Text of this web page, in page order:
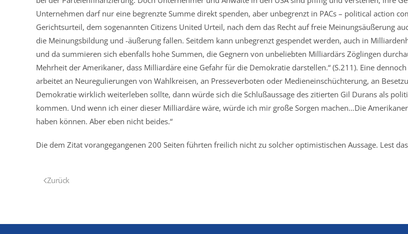
Unternehmen darf nur eine begrenzte Summe direkt spenden, aber unbegrenzt in PACs – political action
Gerichtsurteil, dem sogenannten Citizens United Urteil, nach dem das Recht auf freie Meinungsäußerung
die Meinungsbildung und -äußerung fallen. Seitdem kann unbegrenzt gespendet werden, auch in
und da summieren sich ebenfalls hohe Summen, die Gegnern von unbeliebten Milliardärs Zöglingen
Mehrheit der Amerikaner, dass Milliardäre eine Gefahr für die Demokratie darstellen.“ (S.211). Eine
arbeitet an Neuregulierungen von Wahlkreisen, an Presseverboten oder Medieneinschüchterung, an
Demokratie wirklich weiterleben sollte, dann würde sich die Schlußaussage des zitierten Gil Durans als
kommen. Und wenn ich einer dieser Milliardäre wäre, würde ich mir große Sorgen machen…Die
haben können. Aber eben nicht beides.“
Die dem Zitat vorangegangenen 200 Seiten führten freilich nicht zu solcher optimistischen Aussage. Lest
Zurück